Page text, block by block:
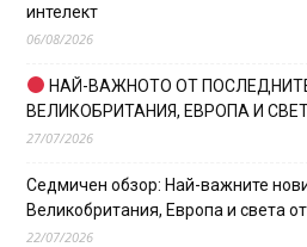
интелект
06/08/2026
НАЙ-ВАЖНОТО ОТ
ВЕЛИКОБРИТАНИЯ, ЕВРОПА И
27/07/2026
Седмичен обзор: Най-важните
Великобритания, Европа и света
22/07/2026